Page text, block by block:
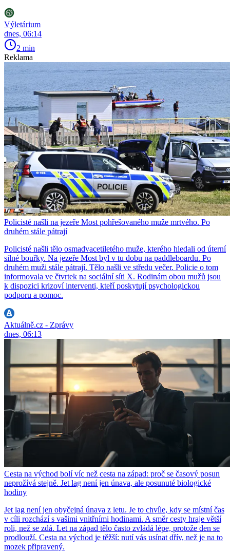
Výletárium
dnes, 06:14
2 min
Reklama
Policisté našli na jezeře Most pohřešovaného muže mrtvého. Po
druhém stále pátrají
Policisté našli tělo osmadvacetiletého muže, kterého hledali od úterní
silné bouřky. Na jezeře Most byl v tu dobu na paddleboardu. Po
druhém muži stále pátrají. Tělo našli ve středu večer. Policie o tom
informovala ve čtvrtek na sociální síti X. Rodinám obou mužů jsou
k dispozici krizoví interventi, kteří poskytují psychologickou
podporu a pomoc.
Aktuálně.cz - Zprávy
dnes, 06:13
Cesta na východ bolí víc než cesta na západ: proč se časový posun
neprožívá stejně. Jet lag není jen únava, ale posunuté biologické
hodiny
Jet lag není jen obyčejná únava z letu. Je to chvíle, kdy se místní čas
v cíli rozchází s vašimi vnitřními hodinami. A směr cesty hraje větší
roli, než se zdá. Let na západ tělo často zvládá lépe, protože den se
prodlouží. Cesta na východ je těžší: nutí vás usínat dřív, než je na to
mozek připravený.